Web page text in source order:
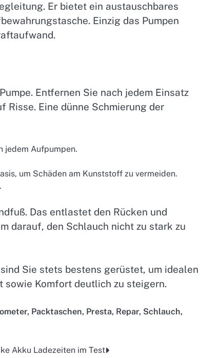
Er bietet ein austauschbares
Einzig das Pumpen
Entfernen Sie nach jedem Einsatz
Risse. Eine dünne Schmierung der
jedem Aufpumpen.
um Schäden am Kunststoff zu vermeiden.
Das entlastet den Rücken und
darauf, den Schlauch nicht zu stark zu
Sie stets bestens gerüstet, um idealen
sowie Komfort deutlich zu steigern.
, Packtaschen, Presta, Repar, Schlauch,
Akku Ladezeiten im Test